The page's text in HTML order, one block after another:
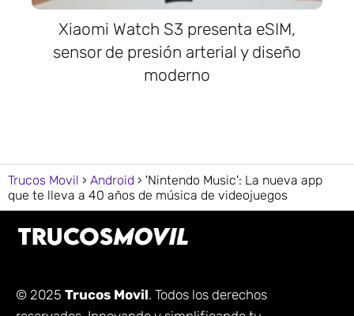
Xiaomi Watch S3 presenta eSIM,
sensor de presión arterial y diseño
moderno
Trucos Movil Android
'Nintendo Music': La nueva app
que te lleva a 40 años de música de videojuegos
© 2025 Trucos Movil. Todos los derechos